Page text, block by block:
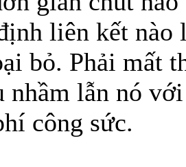
liên kết
bỏ. Phải mất
nhầm lẫn nó
công sức.